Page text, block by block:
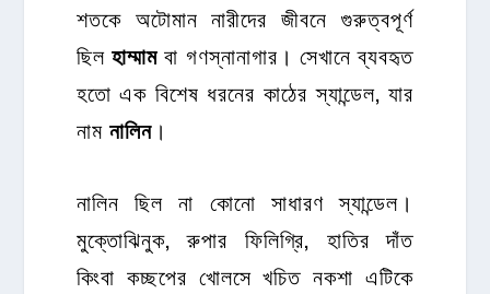
শতকে অটোমান নারীদের জীবনে গুরুত্বপূর্ণ
ছিলহাম্মাম বা গণস্নানাগার। সেখানে ব্যবহৃত
হতো এক বিশেষ ধরনের কাঠের স্যান্ডেল, যার
নাম নালিন।
নালিন ছিল না কোনো সাধারণ স্যান্ডেল।
মুক্তোঝিনুক, রুপার ফিলিগ্রি, হাতির দাঁত
কিংবা কচ্ছপের খোলসে খচিত নকশা এটিকে